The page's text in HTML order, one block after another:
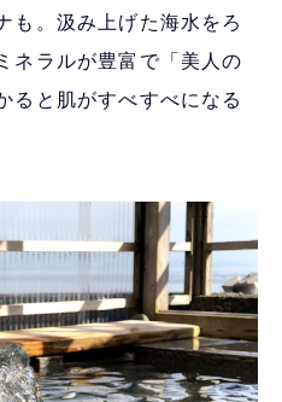
も。汲み上げた海水をろ
ネラルが豊富で「美人の
ると肌がすべすべになる